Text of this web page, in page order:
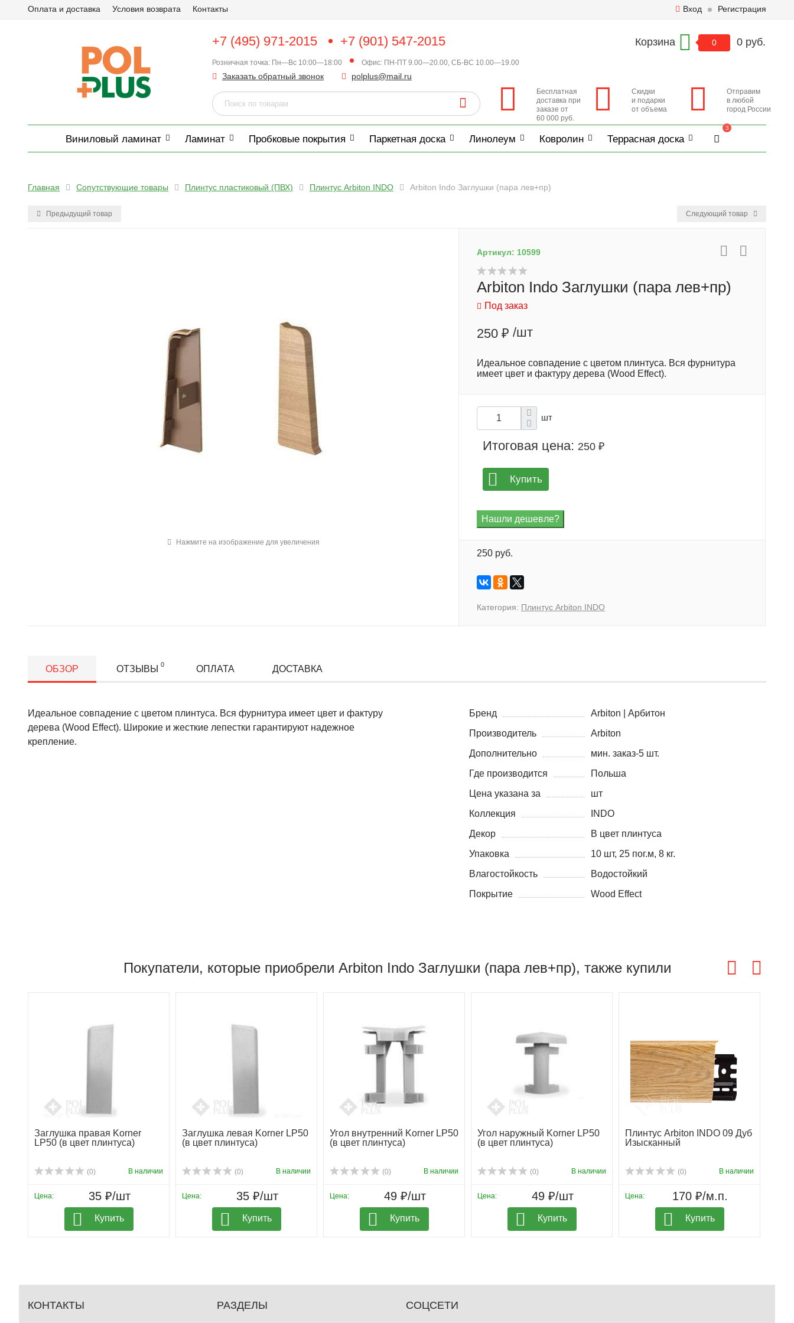
Оплата и доставка Условия возврата Контакты Вход Регистрация
+7 (495) 971-2015 +7 (901) 547-2015
Розничная точка: Пн—Вс 10:00—18:00 Офис: ПН-ПТ 9.00—20.00, СБ-ВС 10.00—19.00
Заказать обратный звонок polplus@mail.ru
Корзина 0 0 руб.
Бесплатная
доставка при
заказе от
60 000 руб.
Скидки
и подарки
от объема
Отправим
в любой
город России
Виниловый ламинат Ламинат Пробковые покрытия Паркетная доска Линолеум Ковролин Террасная доска
3
Главная Сопутствующие товары Плинтус пластиковый (ПВХ) Плинтус Arbiton INDO Arbiton Indo Заглушки (пара лев+пр)
Предыдущий товар Следующий товар
Нажмите на изображение для увеличения
Артикул: 10599
Arbiton Indo Заглушки (пара лев+пр)
Под заказ
250 ₽ /шт
​Идеальное совпадение с цветом плинтуса. Вся фурнитура
имеет цвет и фактуру дерева (Wood Effect).
шт
Итоговая цена: 250 ₽
Купить
250 руб.
Категория: Плинтус Arbiton INDO
ОБЗОР ОТЗЫВЫ 0 ОПЛАТА ДОСТАВКА
Идеальное совпадение с цветом плинтуса. Вся фурнитура имеет цвет и фактуру
дерева (Wood Effect). Широкие и жесткие лепестки гарантируют надежное
крепление.
Бренд
Arbiton | Арбитон
Производитель
Arbiton
Дополнительно
мин. заказ-5 шт.
Где производится
Польша
Цена указана за
шт
Коллекция
INDO
Декор
В цвет плинтуса
Упаковка
10 шт, 25 пог.м, 8 кг.
Влагостойкость
Водостойкий
Покрытие
Wood Effect
Покупатели, которые приобрели Arbiton Indo Заглушки (пара лев+пр), также купили
Заглушка правая Korner
LP50 (в цвет плинтуса)
(0) В наличии
Цена: 35 ₽/шт
Купить
Заглушка левая Korner LP50
(в цвет плинтуса)
(0) В наличии
Цена: 35 ₽/шт
Купить
Угол внутренний Korner LP50
(в цвет плинтуса)
(0) В наличии
Цена: 49 ₽/шт
Купить
Угол наружный Korner LP50
(в цвет плинтуса)
(0) В наличии
Цена: 49 ₽/шт
Купить
Плинтус Arbiton INDO 09 Дуб
Изысканный
(0) В наличии
Цена: 170 ₽/м.п.
Купить
КОНТАКТЫ РАЗДЕЛЫ СОЦСЕТИ